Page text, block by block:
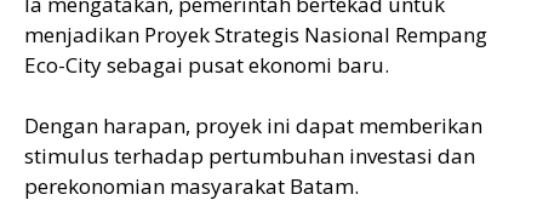
menjadikan Proyek Strategis Nasional Rempang
Eco-City sebagai pusat ekonomi baru.
Dengan harapan, proyek ini dapat memberikan
stimulus terhadap pertumbuhan investasi dan
perekonomian masyarakat Batam.